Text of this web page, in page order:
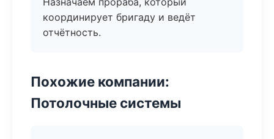
координирует бригаду и ведёт
отчётность.
Похожие компании:
Потолочные системы